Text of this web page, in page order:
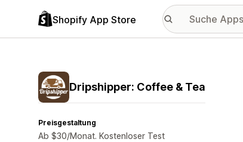
Shopify App Store
Dripshipper: Coffee & Tea
Preisgestaltung
Ab $30/Monat. Kostenloser Test